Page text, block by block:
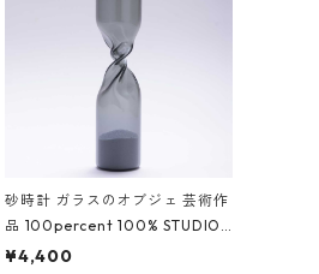
砂時計 ガラスのオブジェ 芸術作
品 100percent 100% STUDIO
COHAKU Timeless 100パーセ
¥4,400